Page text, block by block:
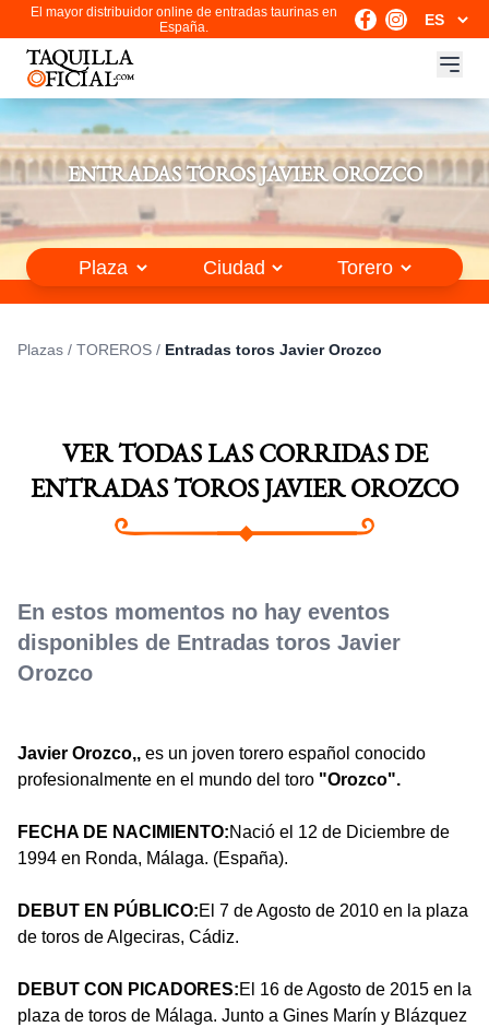
El mayor distribuidor online de entradas taurinas en
España.
ENTRADAS TOROS JAVIER OROZCO
Plazas / TOREROS / Entradas toros Javier Orozco
VER TODAS LAS CORRIDAS DE
ENTRADAS TOROS JAVIER OROZCO
En estos momentos no hay eventos
disponibles de Entradas toros Javier
Orozco
Javier Orozco,, es un joven torero español conocido
profesionalmente en el mundo del toro "Orozco".
FECHA DE NACIMIENTO:Nació el 12 de Diciembre de
1994 en Ronda, Málaga. (España).
DEBUT EN PÚBLICO:El 7 de Agosto de 2010 en la plaza
de toros de Algeciras, Cádiz.
DEBUT CON PICADORES:El 16 de Agosto de 2015 en la
plaza de toros de Málaga. Junto a Gines Marín y Blázquez